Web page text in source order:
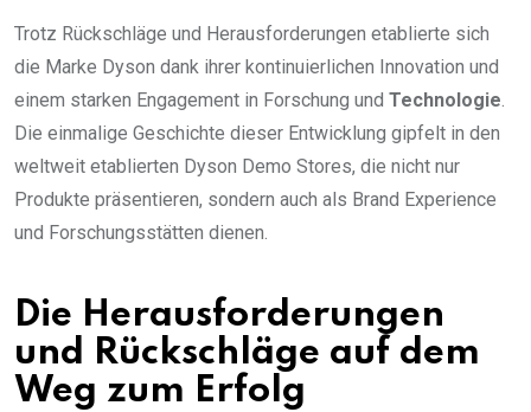
Trotz Rückschläge und Herausforderungen etablierte sich
die Marke Dyson dank ihrer kontinuierlichen Innovation und
einem starken Engagement in Forschung und Technologie.
Die einmalige Geschichte dieser Entwicklung gipfelt in den
weltweit etablierten Dyson Demo Stores, die nicht nur
Produkte präsentieren, sondern auch als Brand Experience
und Forschungsstätten dienen.
Die Herausforderungen
und Rückschläge auf dem
Weg zum Erfolg